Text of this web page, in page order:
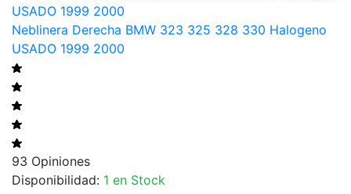
Neblinera Derecha BMW 323 325 328 330 Halogeno
USADO 1999 2000
93 Opiniones
Disponibilidad: 1 en Stock